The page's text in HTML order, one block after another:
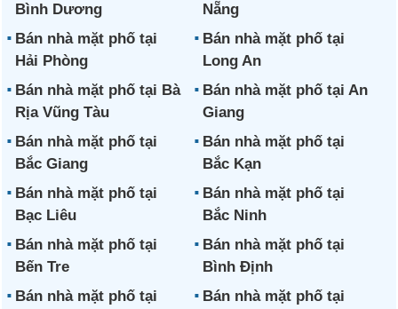
Bình Dương
Nẵng
Bán nhà mặt phố tại
Hải Phòng
Bán nhà mặt phố tại
Long An
Bán nhà mặt phố tại Bà
Rịa Vũng Tàu
Bán nhà mặt phố tại An
Giang
Bán nhà mặt phố tại
Bắc Giang
Bán nhà mặt phố tại
Bắc Kạn
Bán nhà mặt phố tại
Bạc Liêu
Bán nhà mặt phố tại
Bắc Ninh
Bán nhà mặt phố tại
Bến Tre
Bán nhà mặt phố tại
Bình Định
Bán nhà mặt phố tại
Bán nhà mặt phố tại